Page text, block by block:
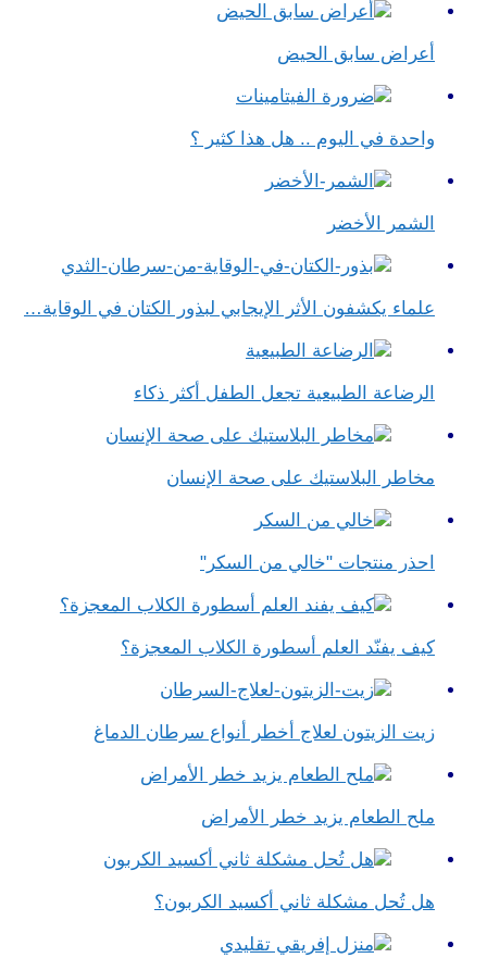
أعراض سابق الحيض
واحدة في اليوم .. هل هذا كثير ؟
الشمر الأخضر
علماء يكشفون الأثر الإيجابي لبذور الكتان في الوقاية…
الرضاعة الطبيعية تجعل الطفل أكثر ذكاء
مخاطر البلاستيك على صحة الإنسان
احذر منتجات "خالي من السكر"
كيف يفنّد العلم أسطورة الكلاب المعجزة؟
زيت الزيتون لعلاج أخطر أنواع سرطان الدماغ
ملح الطعام يزيد خطر الأمراض
هل تُحل مشكلة ثاني أكسيد الكربون؟